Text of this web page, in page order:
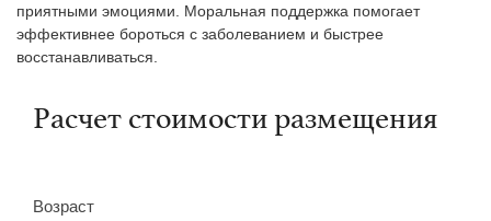
приятными эмоциями. Моральная поддержка помогает
эффективнее бороться с заболеванием и быстрее
восстанавливаться.
Расчет стоимости размещения